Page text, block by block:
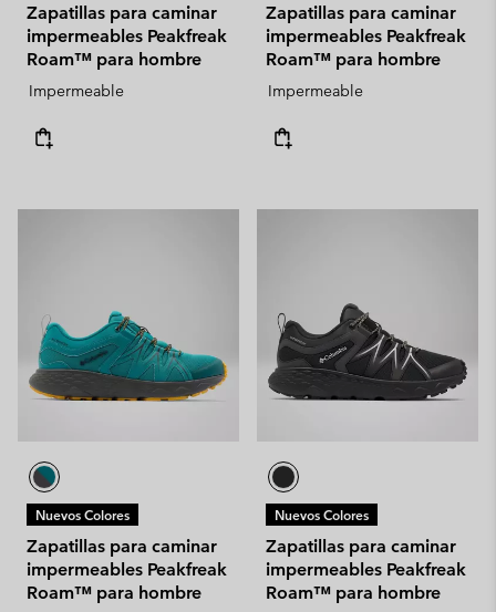
Zapatillas para caminar
impermeables Peakfreak
Roam™ para hombre
Impermeable
Zapatillas para caminar
impermeables Peakfreak
Roam™ para hombre
Impermeable
Nuevos Colores
Zapatillas para caminar
impermeables Peakfreak
Roam™ para hombre
Nuevos Colores
Zapatillas para caminar
impermeables Peakfreak
Roam™ para hombre